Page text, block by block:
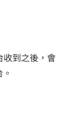
到之後，會